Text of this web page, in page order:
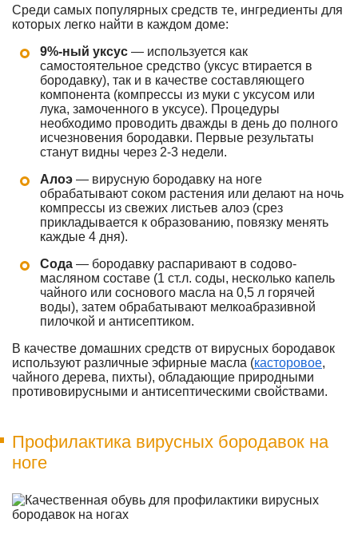
Среди самых популярных средств те, ингредиенты для
которых легко найти в каждом доме:
9%-ный уксус — используется как
самостоятельное средство (уксус втирается в
бородавку), так и в качестве составляющего
компонента (компрессы из муки с уксусом или
лука, замоченного в уксусе). Процедуры
необходимо проводить дважды в день до полного
исчезновения бородавки. Первые результаты
станут видны через 2-3 недели.
Алоэ — вирусную бородавку на ноге
обрабатывают соком растения или делают на ночь
компрессы из свежих листьев алоэ (срез
прикладывается к образованию, повязку менять
каждые 4 дня).
Сода — бородавку распаривают в содово-
масляном составе (1 ст.л. соды, несколько капель
чайного или соснового масла на 0,5 л горячей
воды), затем обрабатывают мелкоабразивной
пилочкой и антисептиком.
В качестве домашних средств от вирусных бородавок
используют различные эфирные масла (касторовое,
чайного дерева, пихты), обладающие природными
противовирусными и антисептическими свойствами.
Профилактика вирусных бородавок на
ноге